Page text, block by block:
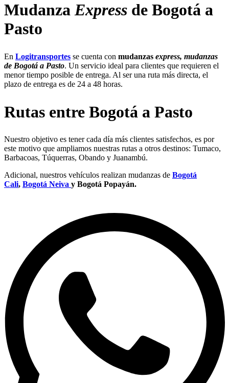
MudanzaExpress de Bogotá a
Pasto
En Logitransportes se cuenta con mudanzas express, mudanzas
de Bogotá a Pasto. Un servicio ideal para clientes que requieren el
menor tiempo posible de entrega. Al ser una ruta más directa, el
plazo de entrega es de 24 a 48 horas.
Rutas entre Bogotá a Pasto
Nuestro objetivo es tener cada día más clientes satisfechos, es por
este motivo que ampliamos nuestras rutas a otros destinos: Tumaco,
Barbacoas, Túquerras, Obando y Juanambú.
Adicional, nuestros vehículos realizan mudanzas de Bogotá
Cali, Bogotá Neiva y Bogotá Popayán.